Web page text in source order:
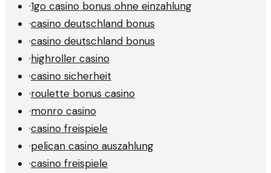
·1go casino bonus ohne einzahlung
·casino deutschland bonus
·casino deutschland bonus
·highroller casino
·casino sicherheit
·roulette bonus casino
·monro casino
·casino freispiele
·pelican casino auszahlung
·casino freispiele